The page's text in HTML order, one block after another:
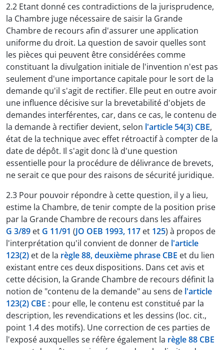
2.2 Etant donné ces contradictions de la jurisprudence,
la Chambre juge nécessaire de saisir la Grande
Chambre de recours afin d'assurer une application
uniforme du droit. La question de savoir quelles sont
les pièces qui peuvent être considérées comme
constituant la divulgation initiale de l'invention n'est pas
seulement d'une importance capitale pour le sort de la
demande qu'il s'agit de rectifier. Elle peut en outre avoir
une influence décisive sur la brevetabilité d'objets de
demandes interférentes, car, dans ce cas, le contenu de
la demande à rectifier devient, selon l'article 54(3) CBE,
état de la technique avec effet rétroactif à compter de la
date de dépôt. Il s'agit donc là d'une question
essentielle pour la procédure de délivrance de brevets,
ne serait ce que pour des raisons de sécurité juridique.
2.3 Pour pouvoir répondre à cette question, il y a lieu,
estime la Chambre, de tenir compte de la position prise
par la Grande Chambre de recours dans les affaires
G 3/89 et G 11/91 (JO OEB 1993, 117 et 125) à propos de
l'interprétation qu'il convient de donner de l'article
123(2) et de la règle 88, deuxième phrase CBE et du lien
existant entre ces deux dispositions. Dans cet avis et
cette décision, la Grande Chambre de recours définit la
notion de "contenu de la demande" au sens de l'article
123(2) CBE : pour elle, le contenu est constitué par la
description, les revendications et les dessins (loc. cit.,
point 1.4 des motifs). Une correction de ces parties de
l'exposé auxquelles se réfère également la règle 88 CBE